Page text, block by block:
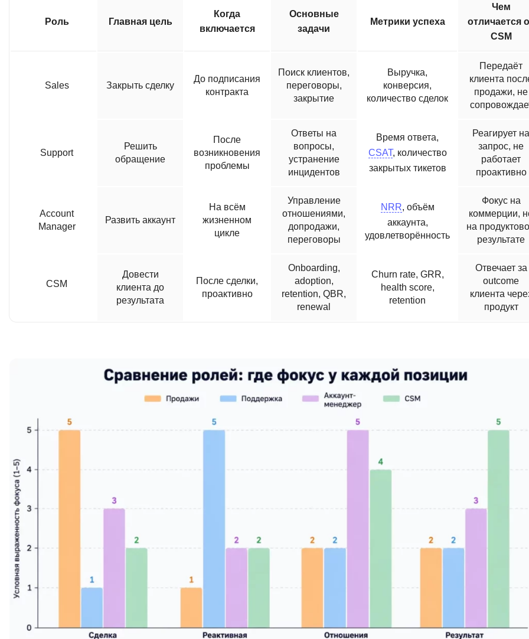
Роль Главная цель
Когда
включается
Основные
задачи
Метрики успеха
Чем
отличается
CSM
Sales Закрыть сделку
До подписания
контракта
Поиск клиентов,
переговоры,
закрытие
Выручка,
конверсия,
количество сделок
Передаёт
клиента
продажи, не
Support
Решить
обращение
После
возникновения
проблемы
Ответы на
вопросы,
устранение
инцидентов
Время ответа,
CSAT, количество
закрытых тикетов
Реагирует на
запрос, не
работает
проактивно
Account
Manager
Развить аккаунт
На всём
жизненном
цикле
Управление
отношениями,
допродажи,
переговоры
NRR, объём
аккаунта,
удовлетворённость
Фокус на
коммерции,
на
результате
CSM
Довести
клиента до
результата
После сделки,
проактивно
Onboarding,
adoption,
retention, QBR,
renewal
Churn rate, GRR,
health score,
retention
Отвечает за
outcome
клиента
продукт
P
PHP-разработка
ООП